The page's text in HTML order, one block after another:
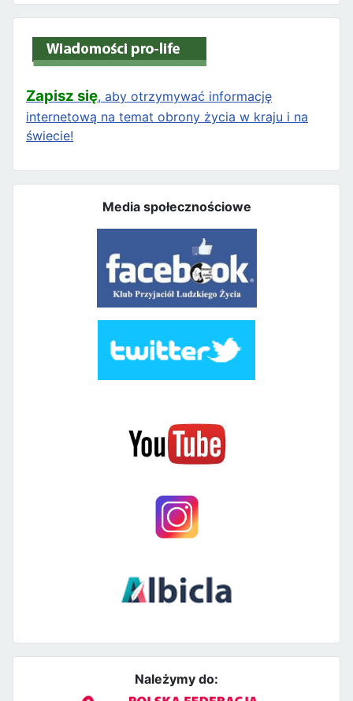
Zapisz się, aby otrzymywać informację
internetową na temat obrony życia w kraju i na
świecie!
Media społecznościowe
Należymy do: